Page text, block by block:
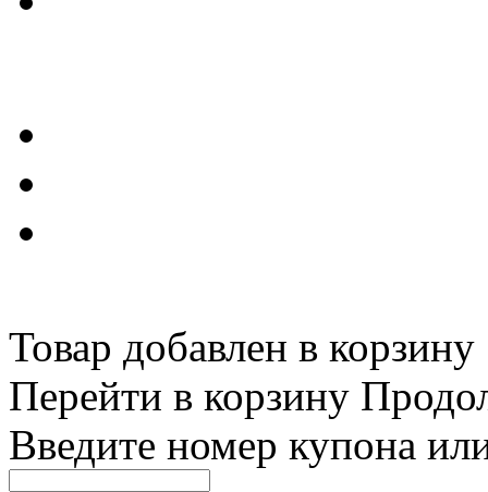
Товар добавлен в корзину
Перейти в корзину
Введите номер купона